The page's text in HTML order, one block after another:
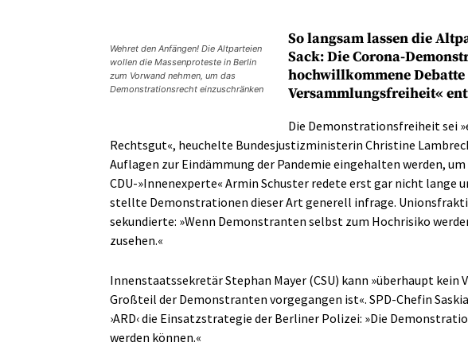
Wehret den Anfängen! Die Altparteien
wollen die Massenproteste in Berlin
zum Vorwand nehmen, um das
Demonstrationsrecht einzuschränken
So langsam lassen die
Sack: Die Corona-
hochwillkommene
Versammlungsfreiheit«
Die Demonstrationsfreiheit sei
Rechtsgut«, heuchelte Bundesjustizministerin Christine
Auflagen zur Eindämmung der Pandemie eingehalten werden,
CDU-»Innenexperte« Armin Schuster redete erst gar nicht lange
stellte Demonstrationen dieser Art generell infrage.
sekundierte: »Wenn Demonstranten selbst zum Hochrisiko
zusehen.«
Innenstaatssekretär Stephan Mayer (CSU) kann »überhaupt kein
Großteil der Demonstranten vorgegangen ist«. SPD-Chefin
›ARD‹ die Einsatzstrategie der Berliner Polizei: »Die
werden können.«